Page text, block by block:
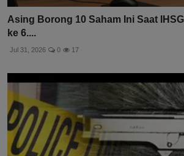
Asing Borong 10 Saham Ini Saat
ke 6....
Jul 31, 2026 0 17